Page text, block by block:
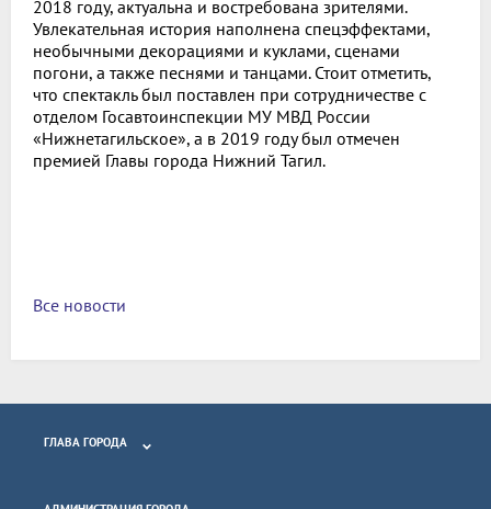
2018 году, актуальна и востребована зрителями.
Увлекательная история наполнена спецэффектами,
необычными декорациями и куклами, сценами
погони, а также песнями и танцами. Стоит отметить,
что спектакль был поставлен при сотрудничестве с
отделом Госавтоинспекции МУ МВД России
«Нижнетагильское», а в 2019 году был отмечен
премией Главы города Нижний Тагил.
Все новости
ГЛАВА ГОРОДА